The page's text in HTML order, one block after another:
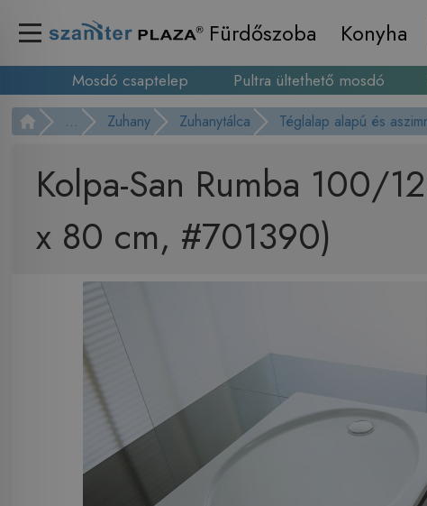
Fürdőszoba Konyha
Mosdó csaptelep Pultra ültethető mosdó
... Zuhany Zuhanytálca Téglalap alapú és
Kolpa-San Rumba 100/
x 80 cm, #701390)